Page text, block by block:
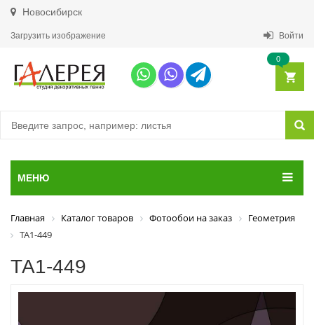
Новосибирск
Загрузить изображение Войти
0
МЕНЮ
Главная Каталог товаров Фотообои на заказ
Геометрия
ТА1-449
ТА1-449